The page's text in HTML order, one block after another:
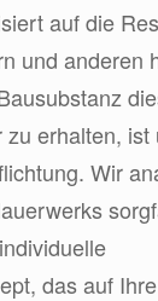
auf die
und anderen
erhalten, ist
Wir
das auf